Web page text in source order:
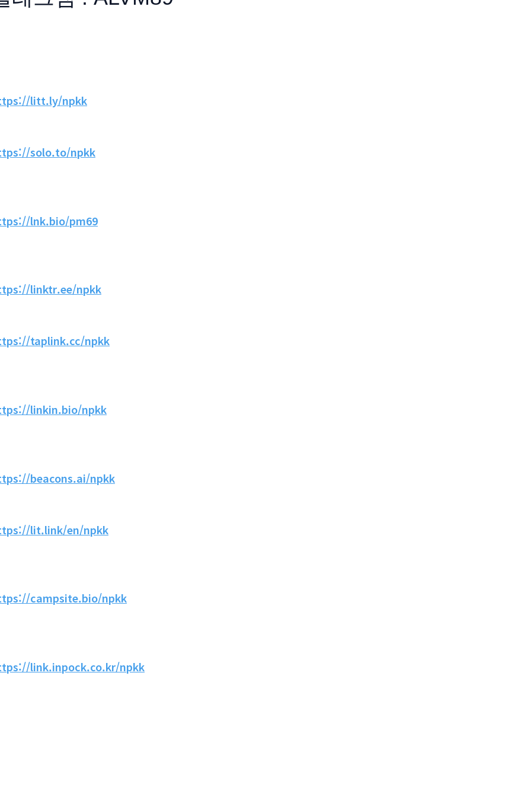
litt.ly/npkk
solo.to/npkk
lnk.bio/pm69
linktr.ee/npkk
taplink.cc/npkk
linkin.bio/npkk
beacons.ai/npkk
lit.link/en/npkk
campsite.bio/npkk
link.inpock.co.kr/npkk